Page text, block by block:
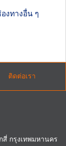
งทางอื่น ๆ
ติดต่อเรา
สี่ กรุงเทพมหานคร